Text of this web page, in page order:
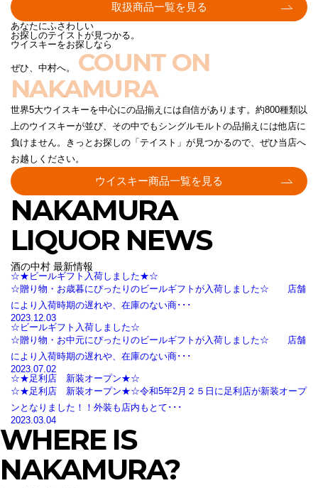
取扱商品一覧を見る
あなたにふさわしい
お探しのテイストが見つかる。
ウイスキーをお探しなら
ぜひ、中村へ。 COUNT ON
NAKAMURA
世界5大ウイスキーを中心にの品揃えには自信があります。約800種類以
上のウイスキーが並び、その中でもシングルモルトの品揃えには他店に
負けません。きっとお探しの「テイスト」が見つかるので、ぜひ当店へ
お越しください。
ウイスキー商品一覧を見る
NAKAMURA
LIQUOR NEWS
酒の中村 最新情報
☆★ビールギフト入荷しました★☆
☆贈り物・お歳暮にぴったりのビールギフトが入荷しました☆ 店舗
により入荷時期の遅れや、在庫のない商･･･
2023.12.03
☆ビールギフト入荷しました☆
☆贈り物・お中元にぴったりのビールギフトが入荷しました☆ 店舗
により入荷時期の遅れや、在庫のない商･･･
2023.07.02
☆★足利店 新装オープン★☆
☆★足利店 新装オープン★☆令和5年2月２５日に足利店が新装オープ
ンとなりました！！外装も店内もとて･･･
2023.03.04
WHERE IS
NAKAMURA?